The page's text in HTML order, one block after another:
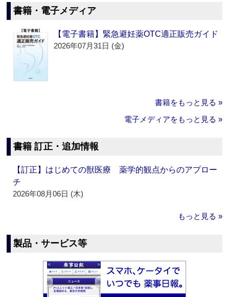
書籍・電子メディア
【電子書籍】緊急避妊薬OTC適正販売ガイド
2026年07月31日 (金)
書籍をもっと見る »
電子メディアをもっと見る »
書籍 訂正・追加情報
【訂正】はじめての獣医療 薬学的観点からのアプロー
チ
2026年08月06日 (木)
もっと見る »
製品・サービス等